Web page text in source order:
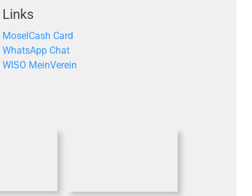
Links
MoselCash Card
WhatsApp Chat
WISO MeinVerein